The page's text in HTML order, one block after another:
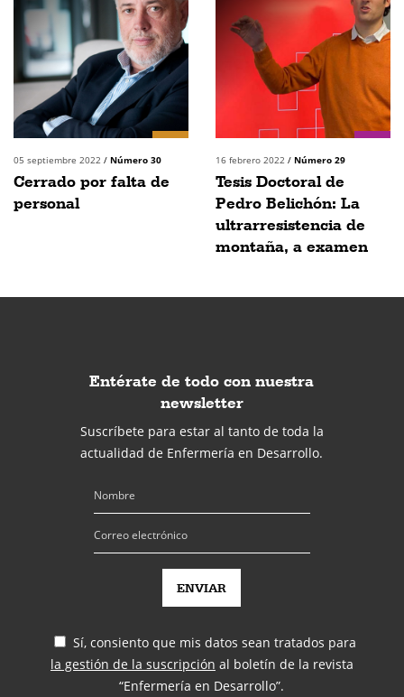
05 septiembre 2022 / Número 30
Cerrado por falta de
personal
16 febrero 2022 / Número 29
Tesis Doctoral de
Pedro Belichón: La
ultrarresistencia de
montaña, a examen
Entérate de todo con nuestra
newsletter
Suscríbete para estar al tanto de toda la
actualidad de Enfermería en Desarrollo.
Sí, consiento que mis datos sean tratados para
la gestión de la suscripción al boletín de la revista
“Enfermería en Desarrollo”.